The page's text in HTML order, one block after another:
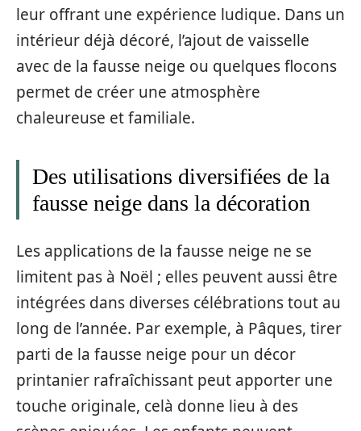
leur offrant une expérience ludique. Dans un
intérieur déjà décoré, l’ajout de vaisselle
avec de la fausse neige ou quelques flocons
permet de créer une atmosphère
chaleureuse et familiale.
Des utilisations diversifiées de la
fausse neige dans la décoration
Les applications de la fausse neige ne se
limitent pas à Noël ; elles peuvent aussi être
intégrées dans diverses célébrations tout au
long de l’année. Par exemple, à Pâques, tirer
parti de la fausse neige pour un décor
printanier rafraîchissant peut apporter une
touche originale, celà donne lieu à des